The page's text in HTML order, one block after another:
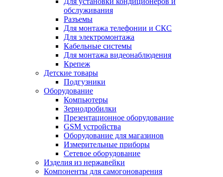
обслуживания
Разъемы
Для монтажа телефонии и СКС
Для электромонтажа
Кабельные системы
Для монтажа видеонаблюдения
Крепеж
Детские товары
Подгузники
Оборудование
Компьютеры
Зернодробилки
Презентационное оборудование
GSM устройства
Оборудование для магазинов
Измерительные приборы
Сетевое оборудование
Изделия из нержавейки
Компоненты для самогоноварения